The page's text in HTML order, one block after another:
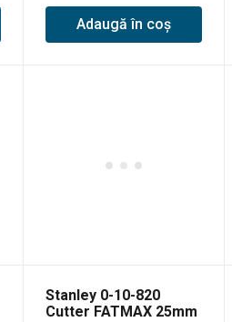
Adaugă în coș
Stanley 0-10-820
Cutter FATMAX 25mm